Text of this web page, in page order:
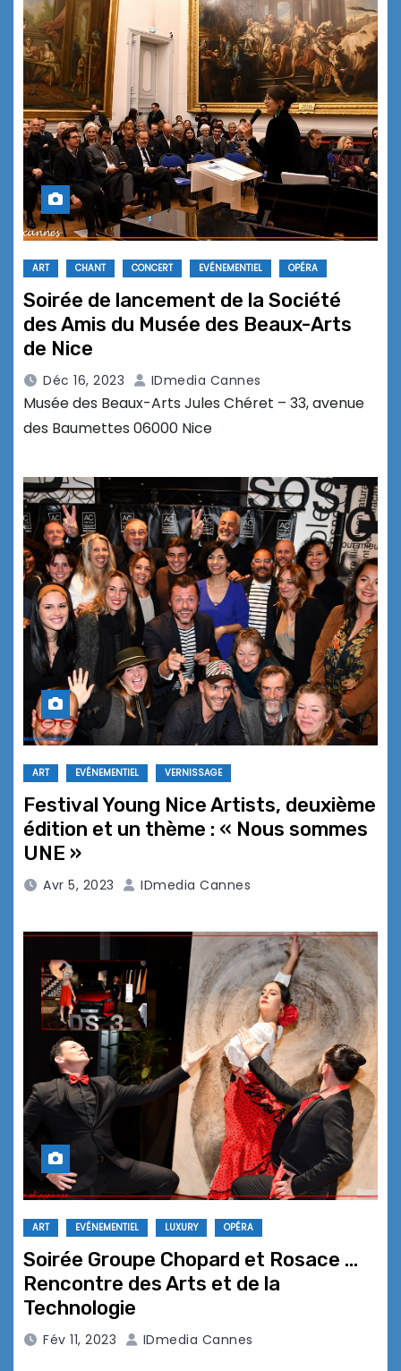
ART CHANT CONCERT EVÉNEMENTIEL OPÉRA
Soirée de lancement de la Société
des Amis du Musée des Beaux-Arts
de Nice
Déc 16, 2023 IDmedia Cannes
Musée des Beaux-Arts Jules Chéret – 33, avenue
des Baumettes 06000 Nice
ART EVÉNEMENTIEL VERNISSAGE
Festival Young Nice Artists, deuxième
édition et un thème : « Nous sommes
UNE »
Avr 5, 2023 IDmedia Cannes
ART EVÉNEMENTIEL LUXURY OPÉRA
Soirée Groupe Chopard et Rosace …
Rencontre des Arts et de la
Technologie
Fév 11, 2023 IDmedia Cannes